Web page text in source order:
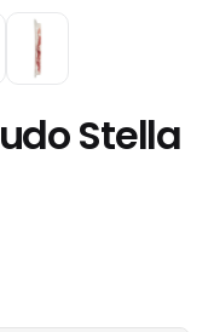
Stella